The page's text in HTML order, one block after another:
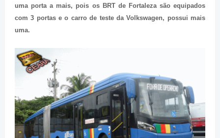
uma porta a mais, pois os BRT de Fortaleza são equipados
com 3 portas e o carro de teste da Volkswagen, possui mais
uma.